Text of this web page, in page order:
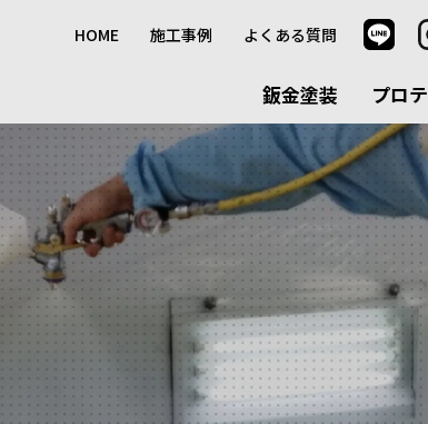
HOME 施工事例 よくある質問
鈑金塗装 プロ